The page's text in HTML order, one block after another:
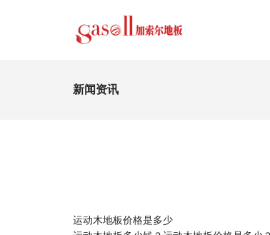
新闻资讯
运动木地板价格是多少